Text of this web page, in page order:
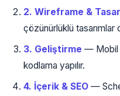
2. Wireframe &
çözünürlüklü tasarımlar
3. Geliştirme — Mobil
kodlama yapılır.
4. İçerik & SEO —